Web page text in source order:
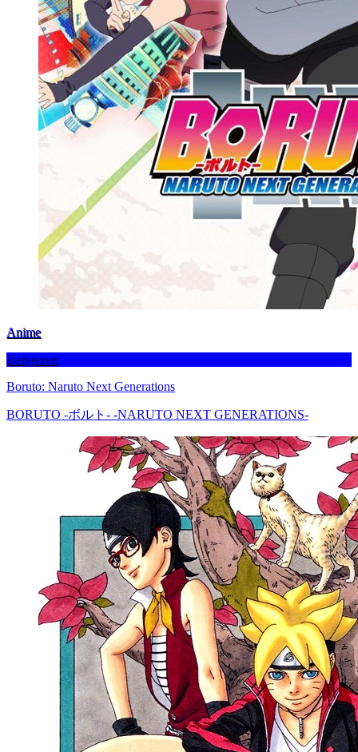
Anime
Befejezett
Boruto: Naruto Next Generations
BORUTO -ボルト- -NARUTO NEXT GENERATIONS-